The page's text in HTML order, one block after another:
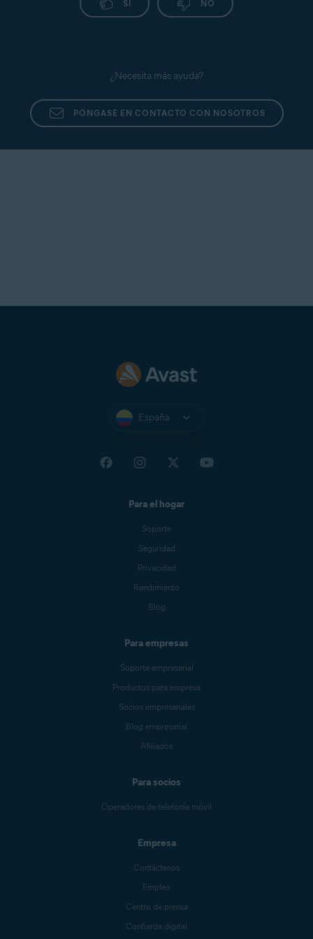
SÍ NO
¿Necesita más ayuda?
PÓNGASE EN CONTACTO CON NOSOTROS
España
Para el hogar
Soporte
Seguridad
Privacidad
Rendimiento
Blog
Para empresas
Soporte empresarial
Productos para empresa
Socios empresariales
Blog empresarial
Afiliados
Para socios
Operadores de telefonía móvil
Empresa
Contáctenos
Empleo
Centro de prensa
Confianza digital